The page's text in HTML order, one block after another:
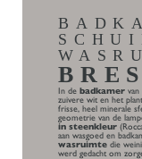
In de badkamer
zuivere wit en het
frisse, heel minerale
geometrie van de
in steenkleur
aan wasgoed en
wasruimte die
werd gedacht om